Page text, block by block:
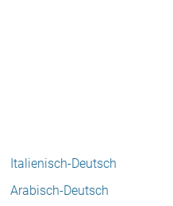
Italienisch-Deutsch
Arabisch-Deutsch